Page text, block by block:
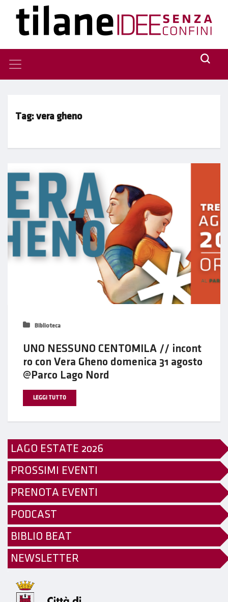
Tag: vera gheno
Biblioteca
UNO NESSUNO CENTOMILA // incont
ro con Vera Gheno domenica 31 agosto
@Parco Lago Nord
LEGGI TUTTO
LAGO ESTATE 2026
PROSSIMI EVENTI
PRENOTA EVENTI
PODCAST
BIBLIO BEAT
NEWSLETTER